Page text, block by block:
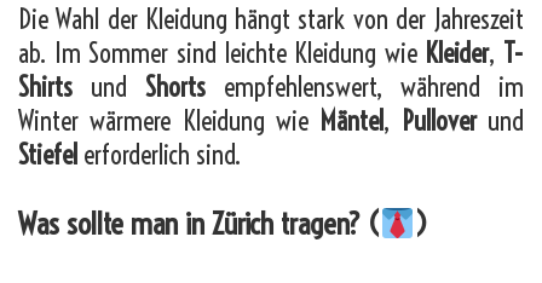
Die Wahl der Kleidung hängt stark von der Jahreszeit
ab. Im Sommer sind leichte Kleidung wie Kleider, T-
Shirts und Shorts empfehlenswert, während im
Winter wärmere Kleidung wie Mäntel, Pulloverund
Stiefel erforderlich sind.
Was sollte man in Zürich tragen? ( )